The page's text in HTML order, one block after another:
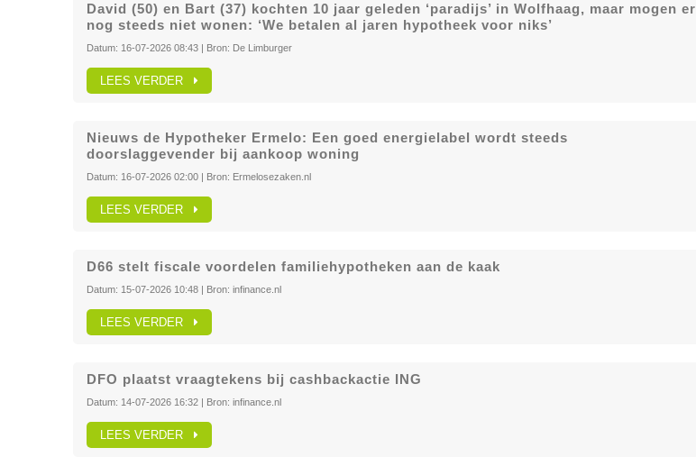
David (50) en Bart (37) kochten 10 jaar geleden ‘paradijs’ in Wolfhaag, maar mogen er
nog steeds niet wonen: ‘We betalen al jaren hypotheek voor niks’
Datum: 16-07-2026 08:43| Bron: De Limburger
LEES VERDER
Nieuws de Hypotheker Ermelo: Een goed energielabel wordt steeds
doorslaggevender bij aankoop woning
Datum: 16-07-2026 02:00| Bron: Ermelosezaken.nl
LEES VERDER
D66 stelt fiscale voordelen familiehypotheken aan de kaak
Datum: 15-07-2026 10:48| Bron: infinance.nl
LEES VERDER
DFO plaatst vraagtekens bij cashbackactie ING
Datum: 14-07-2026 16:32| Bron: infinance.nl
LEES VERDER